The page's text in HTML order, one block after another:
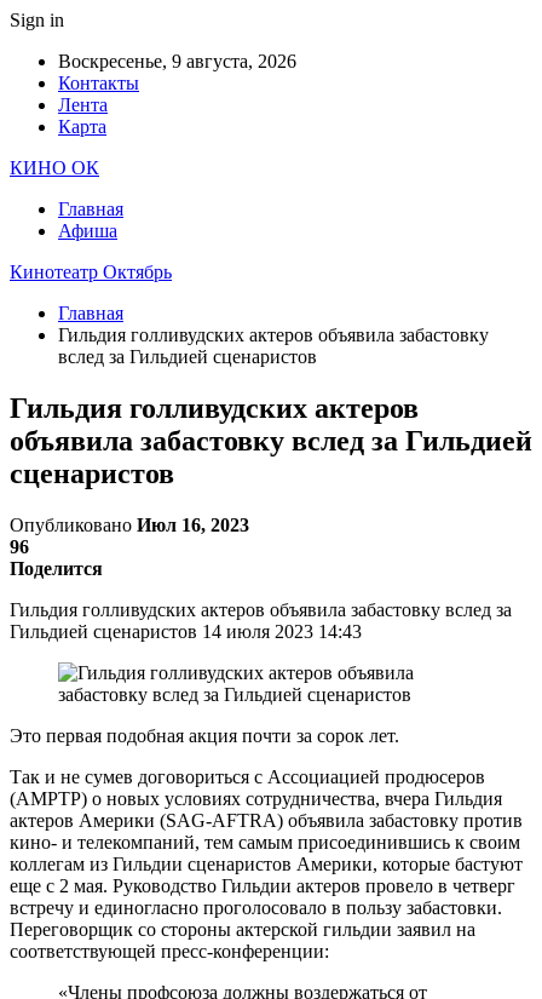
Sign in
Воскресенье, 9 августа, 2026
Контакты
Лента
Карта
КИНО ОК
Главная
Афиша
Кинотеатр Октябрь
Главная
Гильдия голливудских актеров объявила забастовку
вслед за Гильдией сценаристов
Гильдия голливудских актеров
объявила забастовку вслед за Гильдией
сценаристов
Опубликовано Июл 16, 2023
96
Поделится
Гильдия голливудских актеров объявила забастовку вслед за
Гильдией сценаристов 14 июля 2023 14:43
Это первая подобная акция почти за сорок лет.
Так и не сумев договориться с Ассоциацией продюсеров
(AMPTP) о новых условиях сотрудничества, вчера Гильдия
актеров Америки (SAG-AFTRA) объявила забастовку против
кино- и телекомпаний, тем самым присоединившись к своим
коллегам из Гильдии сценаристов Америки, которые бастуют
еще с 2 мая. Руководство Гильдии актеров провело в четверг
встречу и единогласно проголосовало в пользу забастовки.
Переговорщик со стороны актерской гильдии заявил на
соответствующей пресс-конференции:
«Члены профсоюза должны воздержаться от